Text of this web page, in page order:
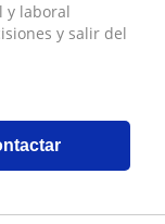
y laboral
y salir del